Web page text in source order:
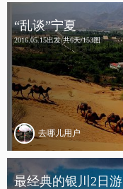
“乱谈”宁夏
2016.05.15出发/共6天/153图
去哪儿用户
最经典的银川2日游